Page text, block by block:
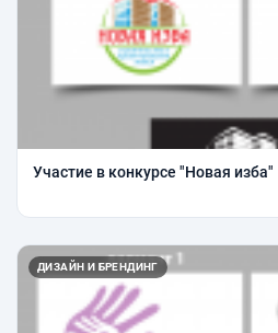
Участие в конкурсе "Новая изба"
ДИЗАЙН И БРЕНДИНГ